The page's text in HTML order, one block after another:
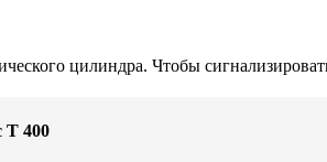
цилиндра. Чтобы
T 400